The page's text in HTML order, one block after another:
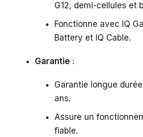
G12, demi-cellules et
Fonctionne avec IQ
Battery et IQ Cable.
Garantie :
Garantie longue durée
ans.
Assure un
fiable.